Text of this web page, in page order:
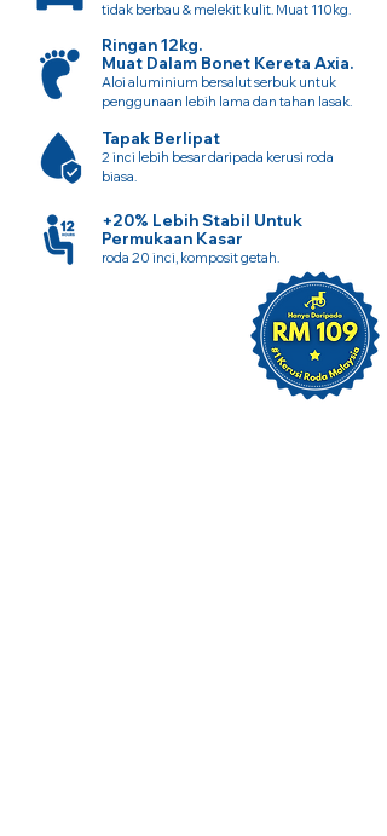
tidak berbau & melekit kulit. Muat 110kg.
Ringan 12kg.
Muat Dalam Bonet Kereta Axia.
Aloi aluminium bersalut serbuk untuk
penggunaan lebih lama dan tahan lasak.
Tapak Berlipat
2 inci lebih besar daripada kerusi roda
biasa.
+20% Lebih Stabil Untuk
Permukaan Kasar
roda 20 inci, komposit getah.